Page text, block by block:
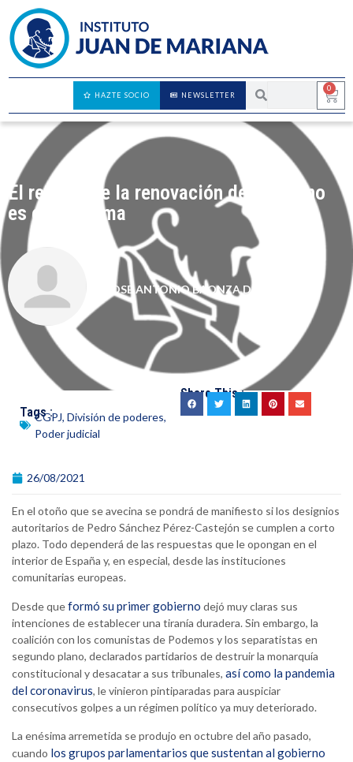
0
NEWSLETTER
HAZTE SOCIO
El retraso de la renovación del CGPJ no
es el problema
JOSE ANTONIO BAONZA DIAZ
Tags :
CGPJ, División de poderes,
Poder judicial
Share This :
26/08/2021
En el otoño que se avecina se pondrá de manifiesto si los designios
autoritarios de Pedro Sánchez Pérez-Castejón se cumplen a corto
plazo. Todo dependerá de las respuestas que le opongan en el
interior de España y, en especial, desde las instituciones
comunitarias europeas.
Desde queformó su primer gobierno dejó muy claras sus
intenciones de establecer una tiranía duradera. Sin embargo, la
coalición con los comunistas de Podemos y los separatistas en
segundo plano, declarados partidarios de destruir la monarquía
constitucional y desacatar a sus tribunales, así como la pandemia
del coronavirus, le vinieron pintiparadas para auspiciar
consecutivos golpes a un régimen político ya muy deteriorado.
La enésima arremetida se produjo en octubre del año pasado,
cuando los grupos parlamentarios que sustentan al gobierno